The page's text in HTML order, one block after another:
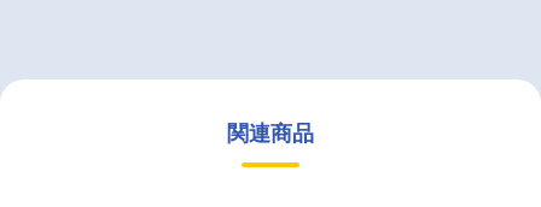
関連商品